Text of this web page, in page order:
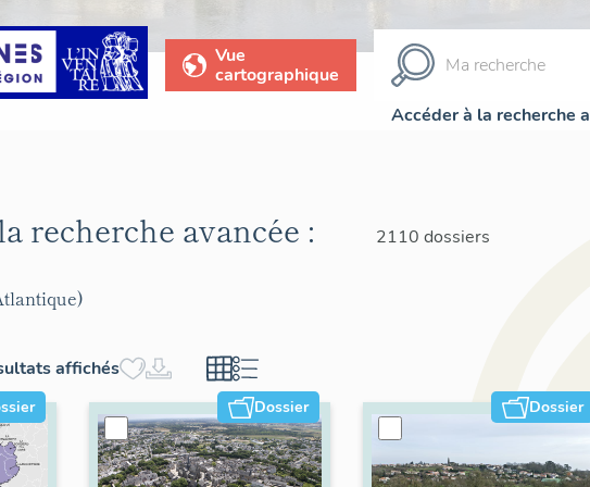
Vue
cartographique
Accéder à la recherche
recherche avancée : 2110 dossiers
affichés
Dossier Dossier